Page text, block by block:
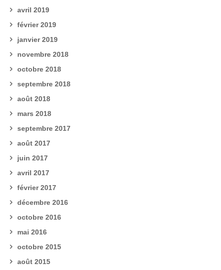
avril 2019
février 2019
janvier 2019
novembre 2018
octobre 2018
septembre 2018
août 2018
mars 2018
septembre 2017
août 2017
juin 2017
avril 2017
février 2017
décembre 2016
octobre 2016
mai 2016
octobre 2015
août 2015